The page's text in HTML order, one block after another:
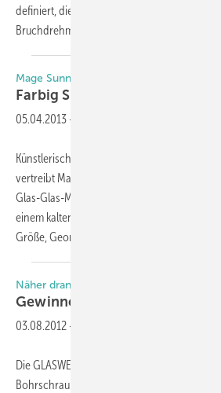
definiert, die Aufschluss über die
Bruchdrehmoment, Griffigkeitsfaktor, von
Mage Sunnovation
Farbig Strom
05.04.2013 -
Künstlerisch gestaltete Solarmodule für die
vertreibt Mage Sunovation mit eForm art
Glas-Glas-Modulreihe eForm). Die
einem kalten Verfüllverfahren ­ zwischen zwei
Größe, Geometrie...
Näher dran. Mehr drin.
Gewinnen Sie einen von 26
03.08.2012 -
Die GLASWELT verlost zusammen mit Würth
Bohrschrauber BS 10-A oder eine von 25